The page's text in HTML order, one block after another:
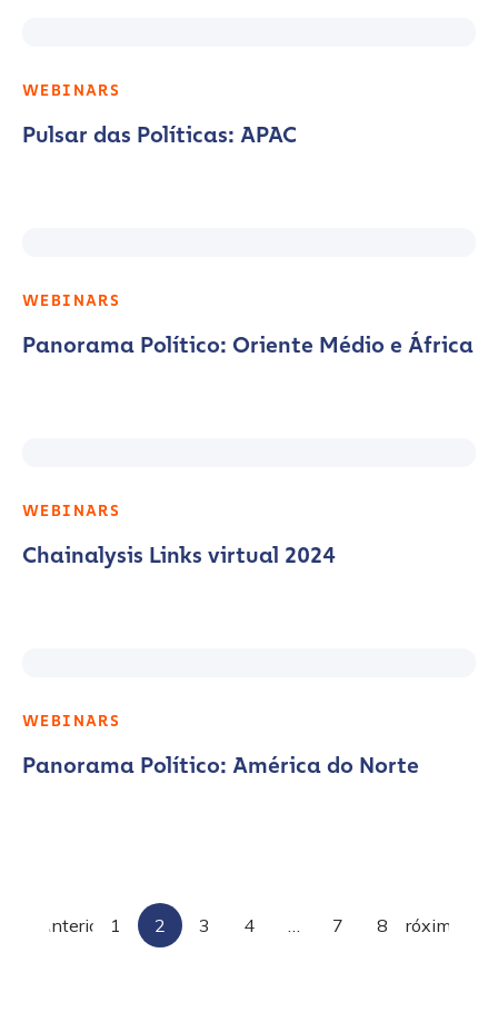
WEBINARS
Pulsar das Políticas: APAC
WEBINARS
Panorama Político: Oriente Médio e África
WEBINARS
Chainalysis Links virtual 2024
WEBINARS
Panorama Político: América do Norte
Paginação
Anterior 1 2 3 4 7 8 Próximo